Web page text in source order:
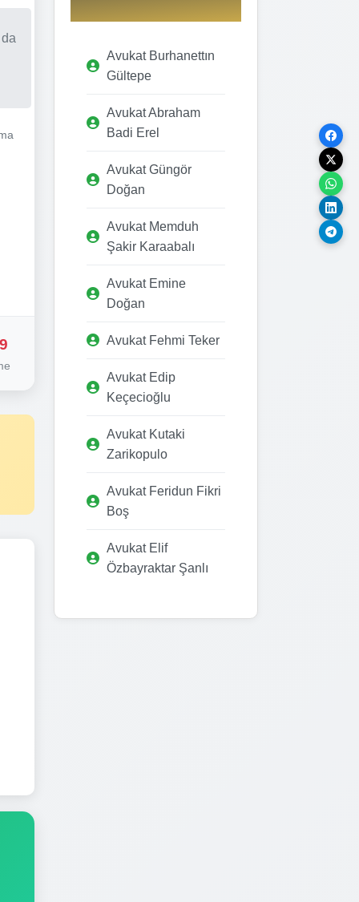
Avukat Burhanettın
Gültepe
Avukat Abraham
Badi Erel
Avukat Güngör
Doğan
Avukat Memduh
Şakir Karaabalı
Avukat Emine
Doğan
Avukat Fehmi Teker
Avukat Edip
Keçecioğlu
Avukat Kutaki
Zarikopulo
Avukat Feridun Fikri
Boş
Avukat Elif
Özbayraktar Şanlı